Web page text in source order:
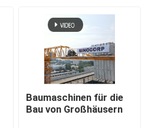
Baumaschinen für die
Bau von Großhäusern